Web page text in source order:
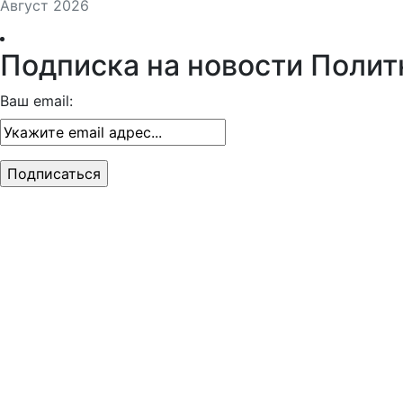
Август 2026
Подписка на новости
Ваш email: